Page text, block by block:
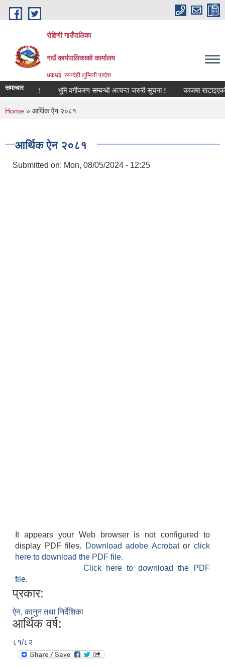
Skip to main content
रोहिणी गाउँपालिका
गाउँ कार्यपालिकाको कार्यालय
धकधई, रुपन्देही लुम्बिनी प्रदेश
समाचार
सूचना ! भूमि वर्गीकरण सम्बन्धी अत्यन्त जरुरी सूचना ! काजमा खटाइएको
You are here
Home » आर्थिक ऐन २०८१
आर्थिक ऐन २०८१
Submitted on: Mon, 08/05/2024 - 12:25
It appears your Web browser is not configured to
display PDF files.
Download adobe Acrobatorclick
here to download the PDF file.
Click here to download the PDF
file.
प्रकार:
ऐन, कानुन तथा निर्देशिका
आर्थिक वर्ष:
८१/८२